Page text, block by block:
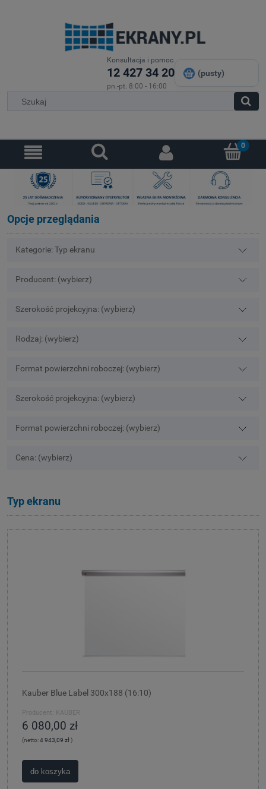
Konsultacja i pomoc
12 427 34 20
pn.-pt. 8:00 - 16:00
(pusty)
Opcje przeglądania
Kategorie: Typ ekranu
Producent: (wybierz)
Szerokość projekcyjna: (wybierz)
Rodzaj: (wybierz)
Format powierzchni roboczej: (wybierz)
Szerokość projekcyjna: (wybierz)
Format powierzchni roboczej: (wybierz)
Cena: (wybierz)
Typ ekranu
Kauber Blue Label 300x188 (16:10)
Producent: KAUBER
6 080,00 zł
(netto:4 943,09 zł)
do koszyka